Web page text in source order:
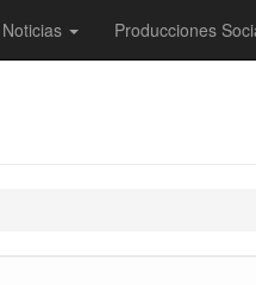
Noticias Producciones